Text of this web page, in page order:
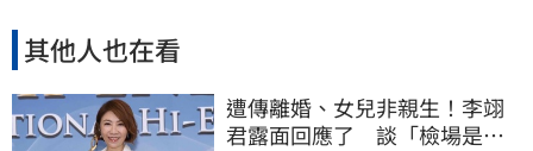
其他人也在看
遭傳離婚、女兒非親生！李翊
君露面回應了 談「檢場是否